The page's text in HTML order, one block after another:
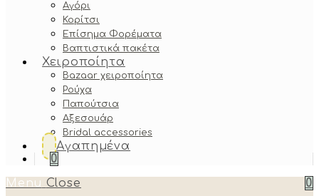
Αγόρι
Κορίτσι
Επίσημα Φορέματα
Βαπτιστικά πακέτα
Χειροποίητα
Bazaar χειροποίητα
Ρούχα
Παπούτσια
Αξεσουάρ
Bridal accessories
Αγαπημένα
0
0
Menu Close